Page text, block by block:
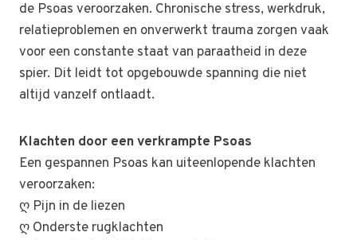
de Psoas veroorzaken. Chronische stress, werkdruk,
relatieproblemen en onverwerkt trauma zorgen vaak
voor een constante staat van paraatheid in deze
spier. Dit leidt tot opgebouwde spanning die niet
altijd vanzelf ontlaadt.
Klachten door een verkrampte Psoas
Een gespannen Psoas kan uiteenlopende klachten
veroorzaken:
ღ Pijn in de liezen
ღ Onderste rugklachten